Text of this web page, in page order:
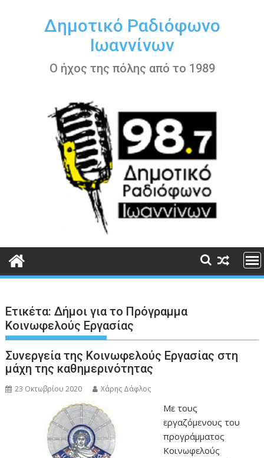
περιεχόμενοΔημοτικό Ραδιόφωνο
Ιωαννίνων
Ο ήχος της πόλης από το 1989
Ετικέτα:Δήμοι για το Πρόγραμμα
Κοινωφελούς Εργασίας
Συνεργεία της Κοινωφελούς Εργασίας στη
μάχη της καθημερινότητας
23 Οκτωβρίου 2020 Χάρης Δάφλος
Με τους
εργαζόμενους του
προγράμματος
Κοινωφελούς